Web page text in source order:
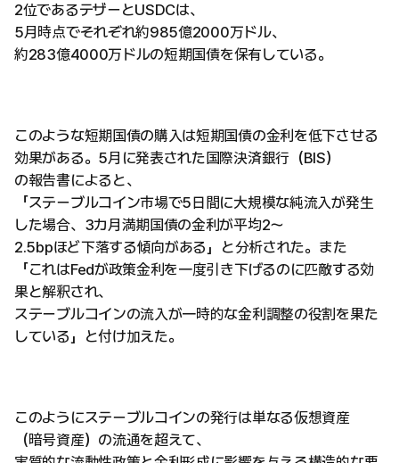
2位であるテザーとUSDCは、
5月時点でそれぞれ約985億2000万ドル、
約283億4000万ドルの短期国債を保有している。
このような短期国債の購入は短期国債の金利を低下させる
効果がある。5月に発表された国際決済銀行（BIS）
の報告書によると、
「ステーブルコイン市場で5日間に大規模な純流入が発生
した場合、3カ月満期国債の金利が平均2〜
2.5bpほど下落する傾向がある」と分析された。また
「これはFedが政策金利を一度引き下げるのに匹敵する効
果と解釈され、
ステーブルコインの流入が一時的な金利調整の役割を果た
している」と付け加えた。
このようにステーブルコインの発行は単なる仮想資産
（暗号資産）の流通を超えて、